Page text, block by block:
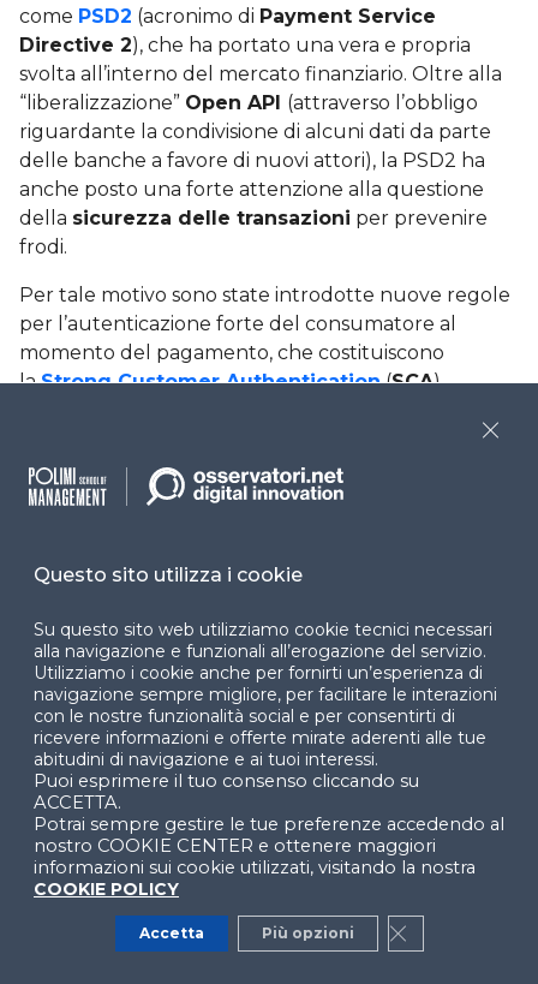
come PSD2 (acronimo di Payment Service
Directive 2), che ha portato una vera e propria
svolta all’interno del mercato finanziario. Oltre alla
“liberalizzazione” Open API (attraverso l’obbligo
riguardante la condivisione di alcuni dati da parte
delle banche a favore di nuovi attori), la PSD2 ha
anche posto una forte attenzione alla questione
della sicurezza delle transazioni per prevenire
frodi.
Per tale motivo sono state introdotte nuove regole
per l’autenticazione forte del consumatore al
momento del pagamento, che costituiscono
laStrong Customer Authentication(SCA)
attraverso due dei seguenti tre fattori: conoscenza
(es. password), possesso (es. smartphone o token) e
Cosa cambia con PSD3 e FIDA
I risultati derivati dalla PSD2, sebbene positivi nel
complesso, non sono stati quelli sperati. Tuttavia, la
PSD2 può essere considerata come l’inizio di un
percorso promettente, il cui prossimo passo è
rappresentato dalla proposta di
unaPSD3(Payments Services Directive 3)
unframework per l’accesso ai dati finanziari
denominato (Financial Data Access), entrambi
annunciati dalla Commissione europea il 28 giugno
2023.
e ilRegolamento sui servizi di
Questo sito utilizza i cookie
Su questo sito web utilizziamo cookie tecnici necessari
alla navigazione e funzionali all’erogazione del servizio.
Utilizziamo i cookie anche per fornirti un’esperienza di
navigazione sempre migliore, per facilitare le interazioni
con le nostre funzionalità social e per consentirti di
ricevere informazioni e offerte mirate aderenti alle tue
abitudini di navigazione e ai tuoi interessi.
Puoi esprimere il tuo consenso cliccando su
ACCETTA.
Potrai sempre gestire le tue preferenze accedendo al
nostro COOKIE CENTER e ottenere maggiori
informazioni sui cookie utilizzati, visitando la nostra
COOKIE POLICY
Accetta Più opzioni Close GDPR